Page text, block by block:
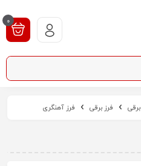
0
برقی فرز برقی فرز آهنگری